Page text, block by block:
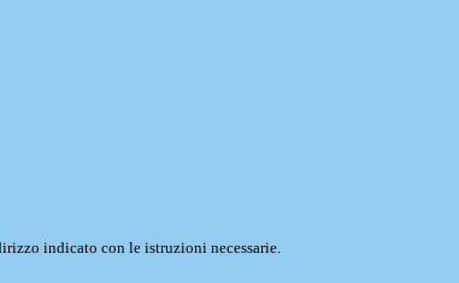
indicato con le istruzioni necessarie.